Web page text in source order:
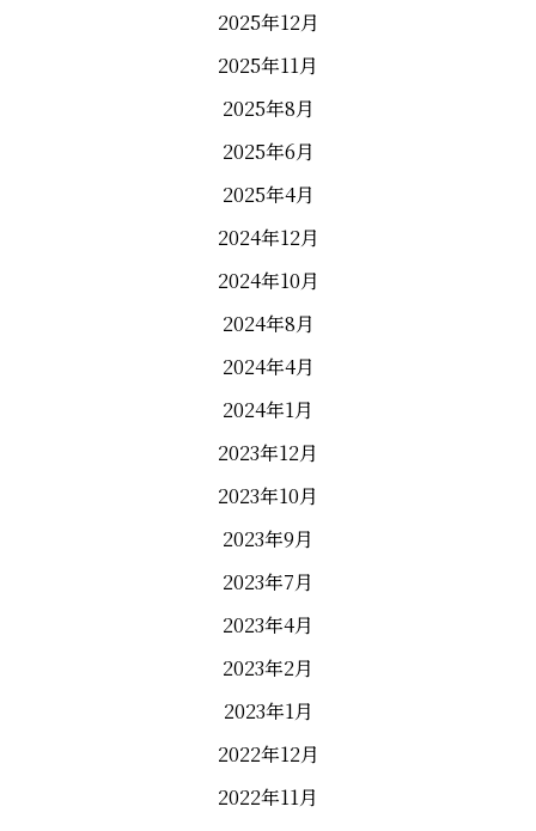
2025年12月
2025年11月
2025年8月
2025年6月
2025年4月
2024年12月
2024年10月
2024年8月
2024年4月
2024年1月
2023年12月
2023年10月
2023年9月
2023年7月
2023年4月
2023年2月
2023年1月
2022年12月
2022年11月